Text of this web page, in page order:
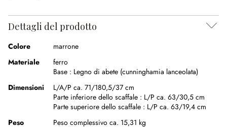
Dettagli del prodotto
Colore
marrone
Materiale
ferro
Base : Legno di abete (cunninghamia lanceolata)
Dimensioni
L/A/P ca. 71/180,5/37 cm
Parte inferiore dello scaffale : L/P ca. 63/30,5 cm
Parte superiore dello scaffale : L/P ca. 63/19,4 cm
Peso
Peso complessivo ca. 15,31 kg